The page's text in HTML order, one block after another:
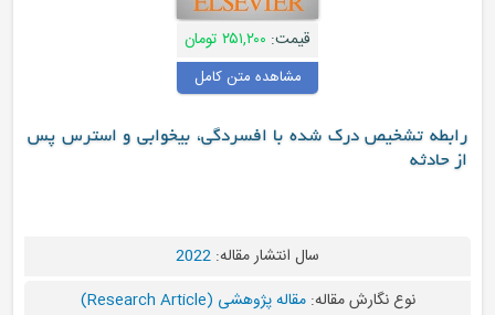
۲۵۱,۲۰۰ تومان
مشاهده متن کامل
تشخیص درک شده با افسردگی، بیخوابی و استرس پس
سال انتشار مقاله:2022
نوع نگارش مقاله:مقاله پژوهشی (Research Article)